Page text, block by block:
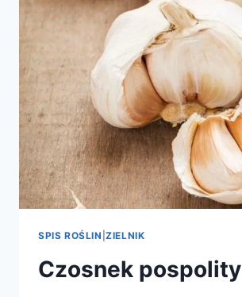
SPIS ROŚLIN |ZIELNIK
Czosnek pospolity